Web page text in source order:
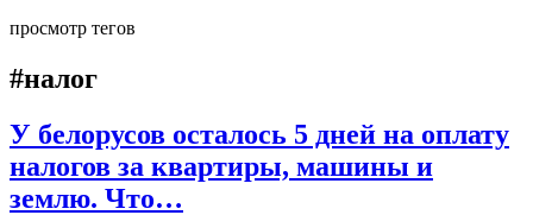
просмотр тегов
#налог
У белорусов осталось 5 дней на оплату
налогов за квартиры, машины и
землю. Что…